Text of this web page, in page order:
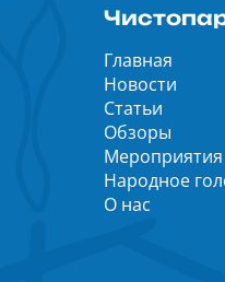
Главная
Новости
Статьи
Обзоры
Мероприятия
Народное
О нас